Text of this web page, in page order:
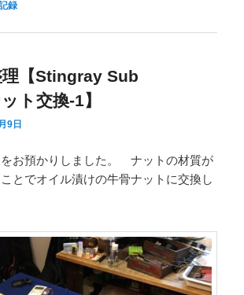
録
理【Stingray Sub
ト交換-1】
9日
をお預かりしました。 ナットの材質が
とでオイル漬けの牛骨ナットに交換し